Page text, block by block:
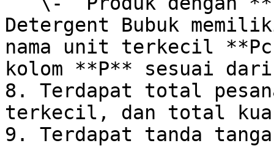
Detergent Bubuk
nama unit terkecil
kolom **P** sesuai
8. Terdapat total
terkecil, dan total
9. Terdapat tanda